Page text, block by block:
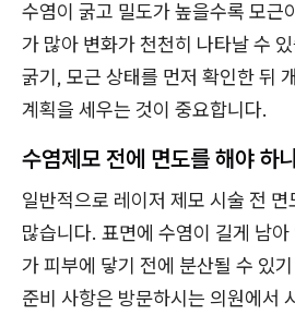
수염이 굵고 밀도가 높을수록 모근
가 많아 변화가 천천히 나타날 수
굵기, 모근 상태를 먼저 확인한 뒤
계획을 세우는 것이 중요합니다.
수염제모 전에 면도를 해야 하
일반적으로 레이저 제모 시술 전
많습니다. 표면에 수염이 길게 남
가 피부에 닿기 전에 분산될 수 있
준비 사항은 방문하시는 의원에서